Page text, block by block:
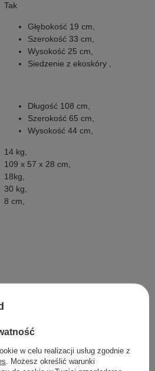
Tak
Głębokość 19 cm,
Szerokość 33 cm,
Wysokość 25 cm,
Siedzenie z ekoskóry ,
Długość 108 cm,
Szerokość 65 cm,
Wysokość 44 cm,
14 kg,
109 x 57 x 28 cm,
18kg,
30 kg,
8 cm,
w celu realizacji usług zgodnie z
. Możesz określić warunki